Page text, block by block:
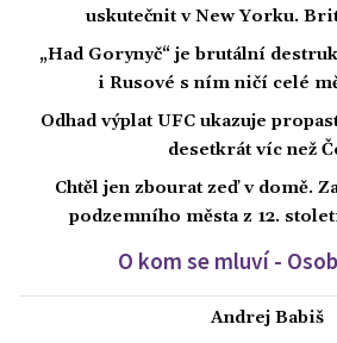
uskutečnit v New Yorku.
„Had Gorynyč“ je brutální
i Rusové s ním ničí celé
Odhad výplat UFC ukazuje
desetkrát víc než
Chtěl jen zbourat zeď v domě.
podzemního města z 12.
O kom se mluví -
Andrej Babiš